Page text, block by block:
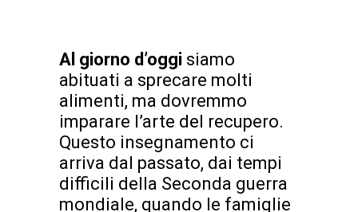
Al giorno d’oggi siamo
abituati a sprecare molti
alimenti, ma dovremmo
imparare l’arte del recupero.
Questo insegnamento ci
arriva dal passato, dai tempi
difficili della Seconda guerra
mondiale, quando le famiglie